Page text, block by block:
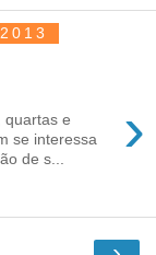
›
quartas e
se interessa
de s...